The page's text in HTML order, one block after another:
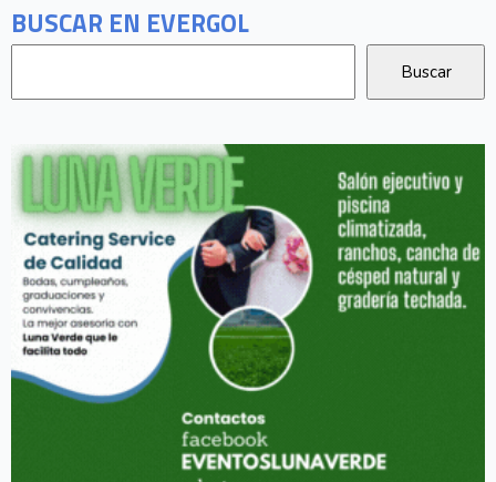
BUSCAR EN EVERGOL